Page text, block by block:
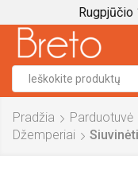
Rugpjūčio
Pradžia Parduotuvė
Džemperiai